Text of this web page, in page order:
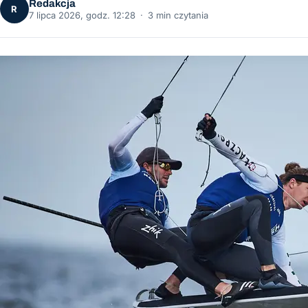
R
Redakcja
7 lipca 2026, godz. 12:28 · 3 min czytania